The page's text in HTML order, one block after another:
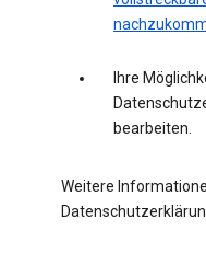
Ihre
bearbeiten.
Weitere